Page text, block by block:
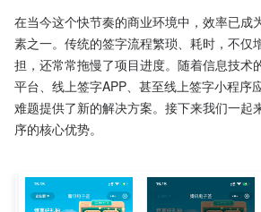
在当今这个快节奏的商业环境中，效率已成
素之一。传统的签字流程繁琐、耗时，不仅
担，还常常拖慢了项目进度。随着信息技术
平台、线上签字APP、甚至线上签字小程序
难题提供了新的解决方案。接下来我们一起
序的核心优势。